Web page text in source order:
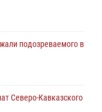
в Северо-
подозреваемого в
Северо-Кавказского